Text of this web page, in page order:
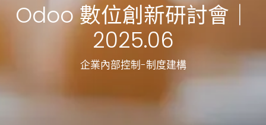
Odoo 數位創新研討會｜
2025.06
企業內部控制-制度建構